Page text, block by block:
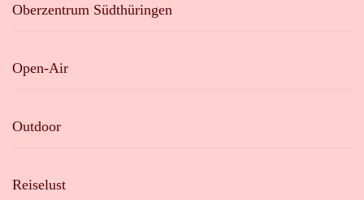
Oberzentrum Südthüringen
Open-Air
Outdoor
Reiselust